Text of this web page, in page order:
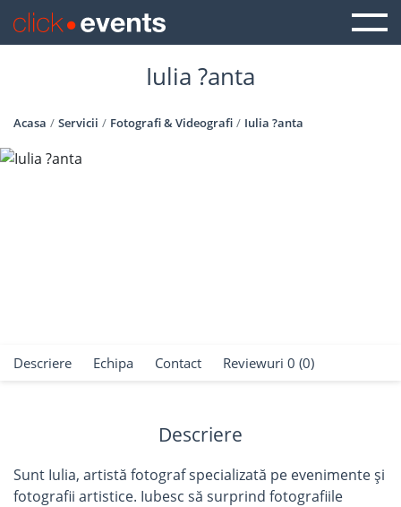
Iulia ?anta
Acasa Servicii Fotografi & Videografi Iulia ?anta
Descriere Echipa Contact Reviewuri 0 (0)
Descriere
Sunt Iulia, artistă fotograf specializată pe evenimente și
fotografii artistice. Iubesc să surprind fotografiile